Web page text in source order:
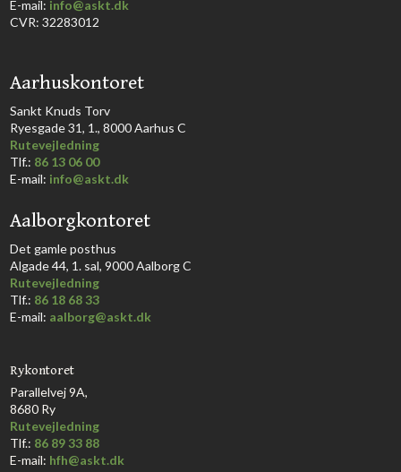
​E-mail: info@askt.dk
CVR: 32283012
​Aarhuskontoret
​Sankt Knuds Torv
Ryesgade 31, 1., 8000 Aarhus C​​​
Rutevejledning
​Tlf.: 86 13 06 00
E-mail: info@askt.dk
Aalborgkontoret
​Det gamle posthus
Algade 44, 1. sal, 9000 Aalborg C​
Rutevejledning
Tlf.: 86 18 68 33​
E-mail: aalborg@askt.dk​
Rykontoret
Parallelvej 9A,
8680 Ry
Rutevejledning
Tlf.: 86 89 33 88
E-mail: hfh@askt.dk